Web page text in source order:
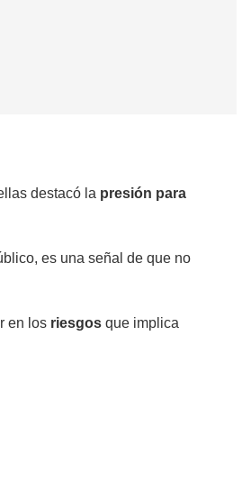
destacó la presión para
es una señal de que no
en los riesgos que implica